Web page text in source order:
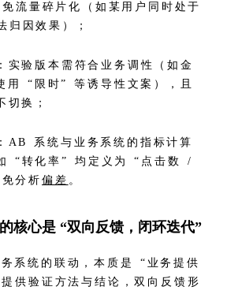
流量碎片化（如某用户同时处于
归因效果）；
：实验版本需符合业务调性（如金
用 “限时” 等诱导性文案），且
切换；
：AB 系统与业务系统的指标计算
“转化率” 均定义为 “点击数 /
分析 偏差 。
核心是 “双向反馈，闭环迭代”
系统的联动，本质是 “业务提供
供验证方法与结论，双向反馈形